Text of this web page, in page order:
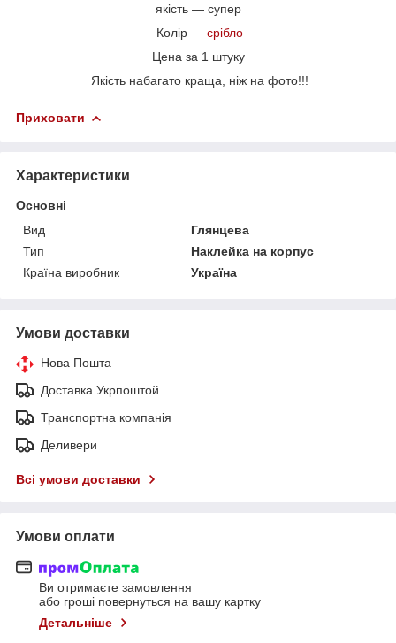
якість — супер
Колір — срібло
Цена за 1 штуку
Якість набагато краща, ніж на фото!!!
Приховати
Характеристики
Основні
Вид
Глянцева
Тип
Наклейка на корпус
Країна виробник
Україна
Умови доставки
Нова Пошта
Доставка Укрпоштой
Транспортна компанія
Деливери
Всі умови доставки
Умови оплати
Ви отримаєте замовлення
або гроші повернуться на вашу картку
Детальніше